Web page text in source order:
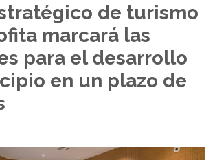
de turismo
marcará las
para el desarrollo
en un plazo de